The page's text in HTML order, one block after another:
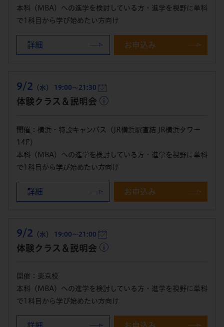
本科（MBA）への進学を検討している方・進学を視野に単科
で1科目から学び始めたい方向け
詳細 お申込み
9/2 （水） 19:00～21:30
体験クラス＆説明会
開催：横浜・特設キャンパス（JR横浜駅直結 JR横浜タワー
14F）
本科（MBA）への進学を検討している方・進学を視野に単科
で1科目から学び始めたい方向け
詳細 お申込み
9/2 （水） 19:00～21:00
体験クラス＆説明会
開催：東京校
本科（MBA）への進学を検討している方・進学を視野に単科
で1科目から学び始めたい方向け
詳細 お申込み